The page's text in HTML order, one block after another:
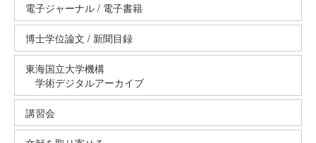
電子ジャーナル / 電子書籍
博士学位論文 / 新聞目録
東海国立大学機構
学術デジタルアーカイブ
講習会